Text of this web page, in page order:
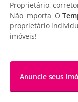
Proprietário,
Não importa! O
proprietário
imóveis!
Anuncie seus